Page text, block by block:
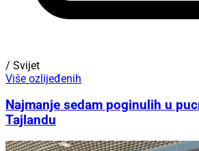
/ Svijet
Više ozlijeđenih
Najmanje sedam poginulih u
Tajlandu